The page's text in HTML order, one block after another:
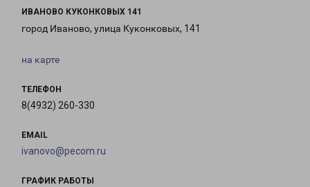
ИВАНОВО КУКОНКОВЫХ 141
город Иваново, улица Куконковых, 141
на карте
ТЕЛЕФОН
8(4932) 260-330
EMAIL
ivanovo@pecom.ru
ГРАФИК РАБОТЫ